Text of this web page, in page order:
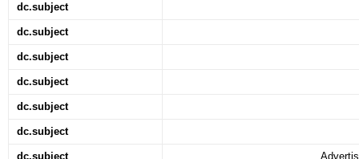
dc.subject
dc.subject
dc.subject
dc.subject
dc.subject
dc.subject
dc.subject